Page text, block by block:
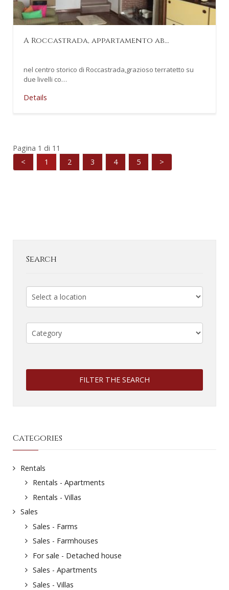
A Roccastrada, appartamento ab…
nel centro storico di Roccastrada,grazioso terratetto su
due livelli co…
Details
Pagina 1 di 11
<
1 2 3 4 5 >
Search
FILTER THE SEARCH
Categories
Rentals
Rentals - Apartments
Rentals - Villas
Sales
Sales - Farms
Sales - Farmhouses
For sale - Detached house
Sales - Apartments
Sales - Villas